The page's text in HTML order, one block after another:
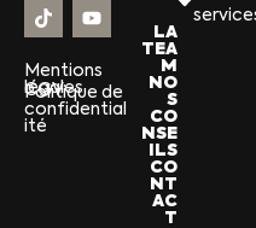
Mentions
légales
CGV
Politique de
confidential
ité
LA
TEA
M
NO
S
CO
NSE
ILS
CO
NT
AC
T